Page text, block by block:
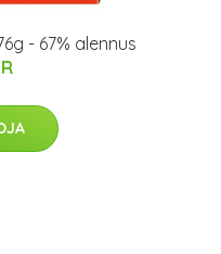
- 67% alennus